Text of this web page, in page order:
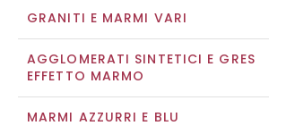
GRANITI E MARMI VARI
AGGLOMERATI SINTETICI E GRES
EFFETTO MARMO
MARMI AZZURRI E BLU